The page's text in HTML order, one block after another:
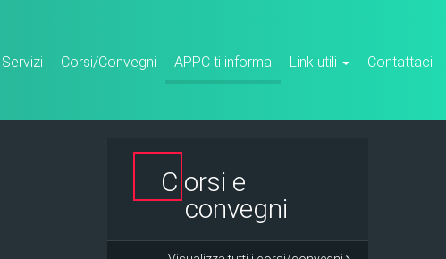
Servizi Corsi/Convegni APPC ti informa Link utili Contattaci
C orsi e
convegni